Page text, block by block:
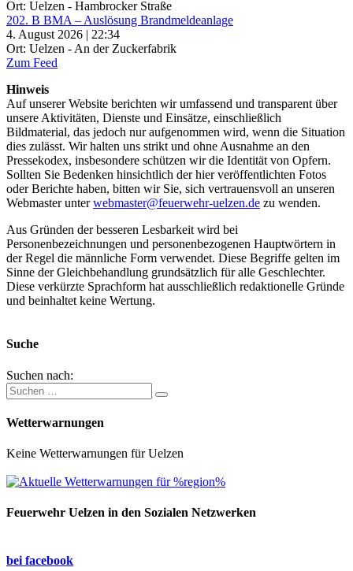
Ort: Uelzen - Hambrocker Straße
202. B BMA – Auslösung Brandmeldeanlage
4. August 2026 | 22:34
Ort: Uelzen - An der Zuckerfabrik
Zum Feed
Hinweis
Auf unserer Website berichten wir umfassend und transparent über
unsere Aktivitäten, Dienste und Einsätze, einschließlich
Bildmaterial, das jedoch nur aufgenommen wird, wenn die Situation
dies zulässt. Wir halten uns strikt und ohne Ausnahme an den
Pressekodex, insbesondere schützen wir die Identität von Opfern.
Sollten Sie Bedenken hinsichtlich der hier veröffentlichten Fotos
oder Berichte haben, bitten wir Sie, sich vertrauensvoll an unseren
Webmaster unterwebmaster@feuerwehr-uelzen.de zu wenden.
Aus Gründen der besseren Lesbarkeit wird bei
Personenbezeichnungen und personenbezogenen Hauptwörtern in
der Regel die männliche Form verwendet. Diese Begriffe gelten im
Sinne der Gleichbehandlung grundsätzlich für alle Geschlechter.
Diese verkürzte Sprachform hat ausschließlich redaktionelle Gründe
und beinhaltet keine Wertung.
Suche
Suchen nach:
Wetterwarnungen
Keine Wetterwarnungen für Uelzen
Feuerwehr Uelzen in den Sozialen Netzwerken
bei facebook